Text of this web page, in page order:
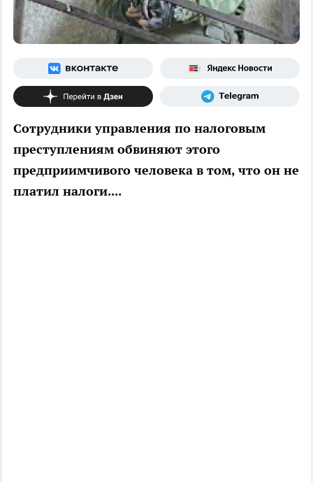
Сотрудники управления по налоговым
преступлениям обвиняют этого
предприимчивого человека в том, что он не
платил налоги....